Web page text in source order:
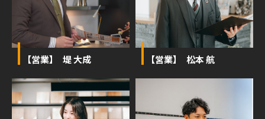
【営業】 堤 大成 【営業】 松本 航